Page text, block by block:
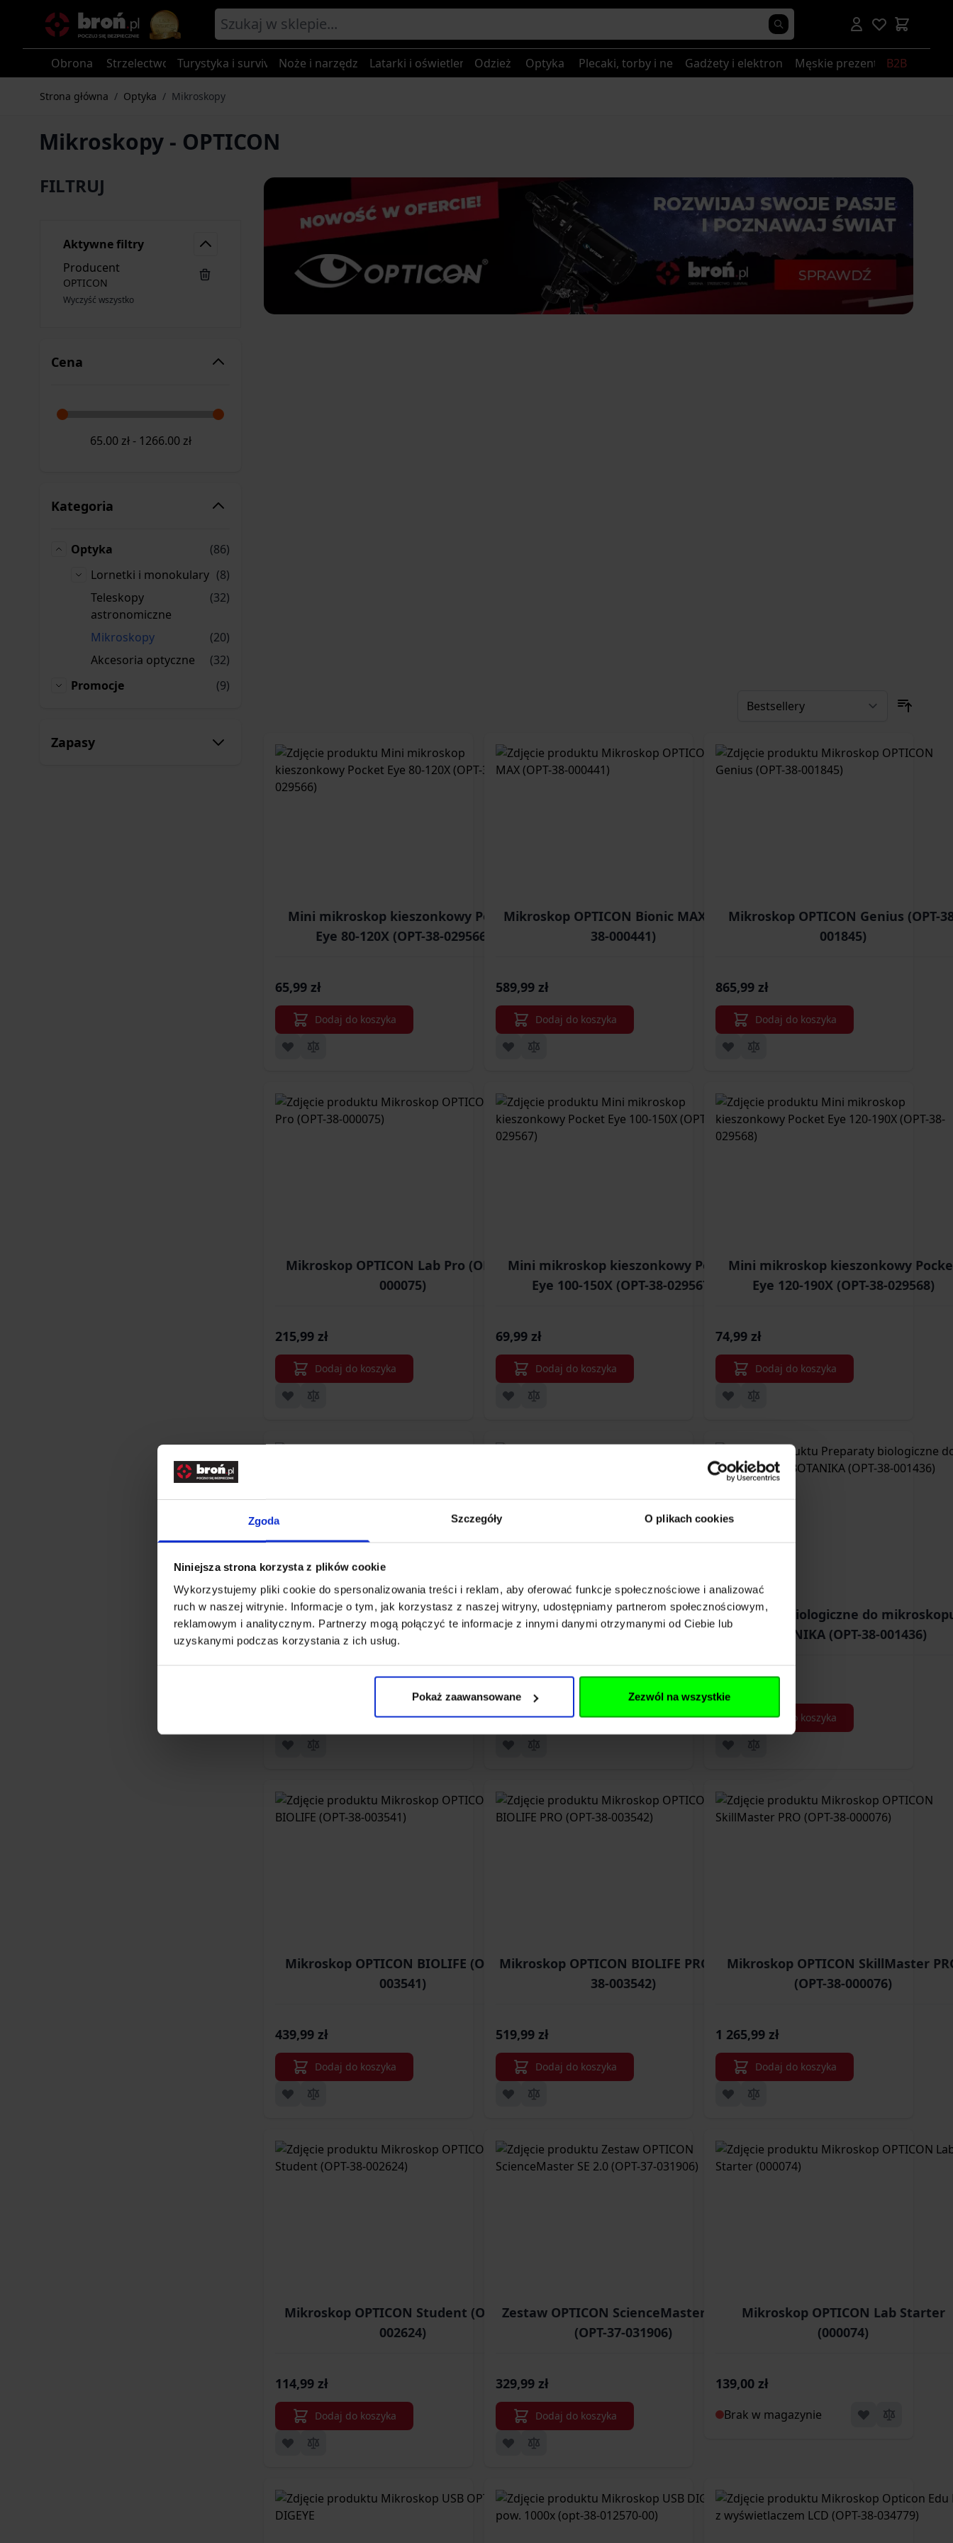
Zgoda Szczegóły O plikach cookies
Niniejsza strona korzysta z plików cookie
Wykorzystujemy pliki cookie do spersonalizowania treści i reklam, aby oferować funkcje społecznościowe i analizować
ruch w naszej witrynie. Informacje o tym, jak korzystasz z naszej witryny, udostępniamy partnerom społecznościowym,
reklamowym i analitycznym. Partnerzy mogą połączyć te informacje z innymi danymi otrzymanymi od Ciebie lub
uzyskanymi podczas korzystania z ich usług.
Pokaż zaawansowane Zezwól na wszystkie
Obrona Strzelectwo Turystyka i survival Noże i narzędzia Latarki i oświetlenieOdzież Optyka Plecaki, torby i nerkiGadżety i elektronikaMęskie prezenty B2B
Strona główna / Optyka / Mikroskopy
Mikroskopy - OPTICON
FILTRUJ
Aktywne filtry
Producent
OPTICON
Wyczyść wszystko
Cena
65.00 zł - 1266.00 zł
Kategoria
Optyka
Optyka (86)
Lornetki i monokulary
Lornetki i monokulary (8)
Teleskopy astronomiczne
Teleskopy
astronomiczne
(32)
Mikroskopy
Mikroskopy (20)
Akcesoria optyczne
Akcesoria optyczne (32)
Promocje
Promocje (9)
Zapasy
Mini mikroskop kieszonkowy Pocket
Eye 80-120X (OPT-38-029566)
65,99 zł
Dodaj do koszyka
Mikroskop OPTICON Bionic MAX (OPT-
38-000441)
589,99 zł
Dodaj do koszyka
Mikroskop OPTICON Genius (OPT-
001845)
865,99 zł
Dodaj do koszyka
Mikroskop OPTICON Lab Pro (OPT-38-
000075)
215,99 zł
Dodaj do koszyka
Mini mikroskop kieszonkowy Pocket
Eye 100-150X (OPT-38-029567)
69,99 zł
Dodaj do koszyka
Mini mikroskop kieszonkowy
Eye 120-190X (OPT-38-029568)
74,99 zł
Dodaj do koszyka
Preparaty biologiczne do mikroskopu -
ANATOMIA CZŁOWIEKA (OPT-38-000657)
Dodaj do koszyka
Preparaty biologiczne do mikroskopu -
ZOOLOGIA (OPT-38-001435)
Dodaj do koszyka
Preparaty biologiczne do
BOTANIKA (OPT-38-001436)
Dodaj do koszyka
Mikroskop OPTICON BIOLIFE (OPT-38-
003541)
439,99 zł
Dodaj do koszyka
Mikroskop OPTICON BIOLIFE PRO (OPT-
38-003542)
519,99 zł
Dodaj do koszyka
Mikroskop OPTICON SkillMaster
(OPT-38-000076)
1 265,99 zł
Dodaj do koszyka
Mikroskop OPTICON Student (OPT-38-
002624)
114,99 zł
Dodaj do koszyka
Zestaw OPTICON ScienceMaster SE 2.0
(OPT-37-031906)
329,99 zł
Dodaj do koszyka
Mikroskop OPTICON Lab Starter
(000074)
139,00 zł
Brak w magazynie